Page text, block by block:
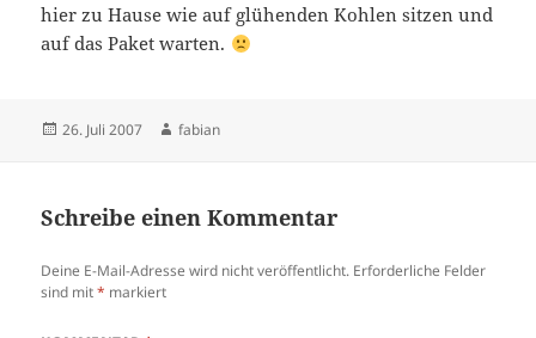
hier zu Hause wie auf glühenden Kohlen sitzen und
auf das Paket warten.
Veröffentlicht
26. Juli 2007 Autor
fabian
Schreibe einen Kommentar
Deine E-Mail-Adresse wird nicht veröffentlicht. Erforderliche Felder
sind mit* markiert